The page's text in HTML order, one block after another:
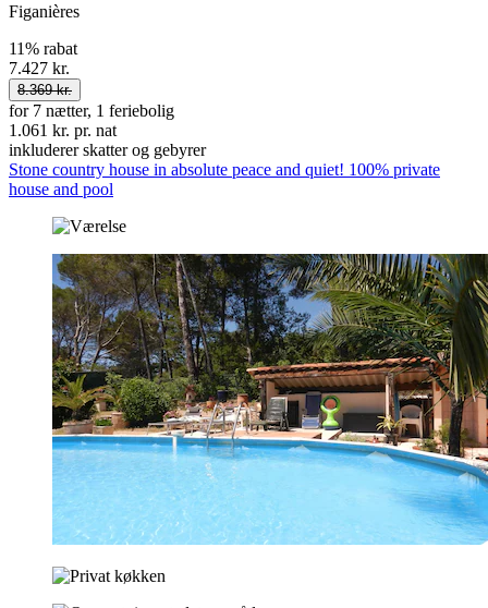
Figanières
11% rabat
7.427 kr.
8.369 kr.
for 7 nætter, 1 feriebolig
1.061 kr. pr. nat
inkluderer skatter og gebyrer
Stone country house in absolute peace and quiet! 100% private
house and pool